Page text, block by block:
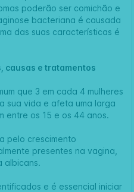
poderão ser comichão e
bacteriana é causada
das suas características é
causas e tratamentos
que 3 em cada 4 mulheres
sua vida e afeta uma larga
entre os 15 e os 44 anos.
pelo crescimento
presentes na vagina,
albicans.
e é essencial iniciar